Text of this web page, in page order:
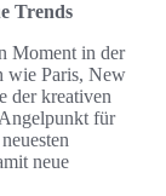
Trends
Moment in der
wie Paris, New
der kreativen
für
neue